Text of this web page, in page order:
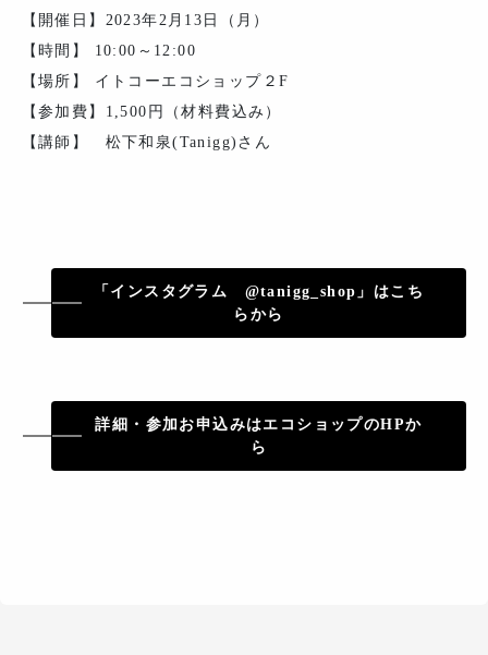
【開催日】2023年2月13日（月）
【時間】 10:00～12:00
【場所】 イトコーエコショップ２F
【参加費】1,500円（材料費込み）
【講師】 松下和泉(Tanigg)さん
「インスタグラム @tanigg_shop」はこち
らから
詳細・参加お申込みはエコショップのHPか
ら